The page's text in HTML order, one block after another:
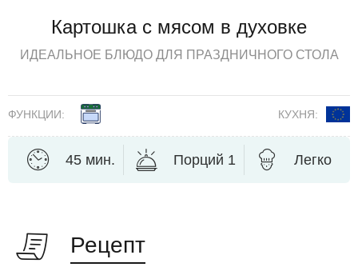
Картошка с мясом в духовке
ИДЕАЛЬНОЕ БЛЮДО ДЛЯ ПРАЗДНИЧНОГО СТОЛА
ФУНКЦИИ: КУХНЯ:
45 мин. Порций 1 Легко
Рецепт